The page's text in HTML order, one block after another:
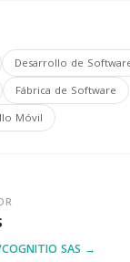
Desarrollo de
Fábrica de Software
Móvil
SAS →